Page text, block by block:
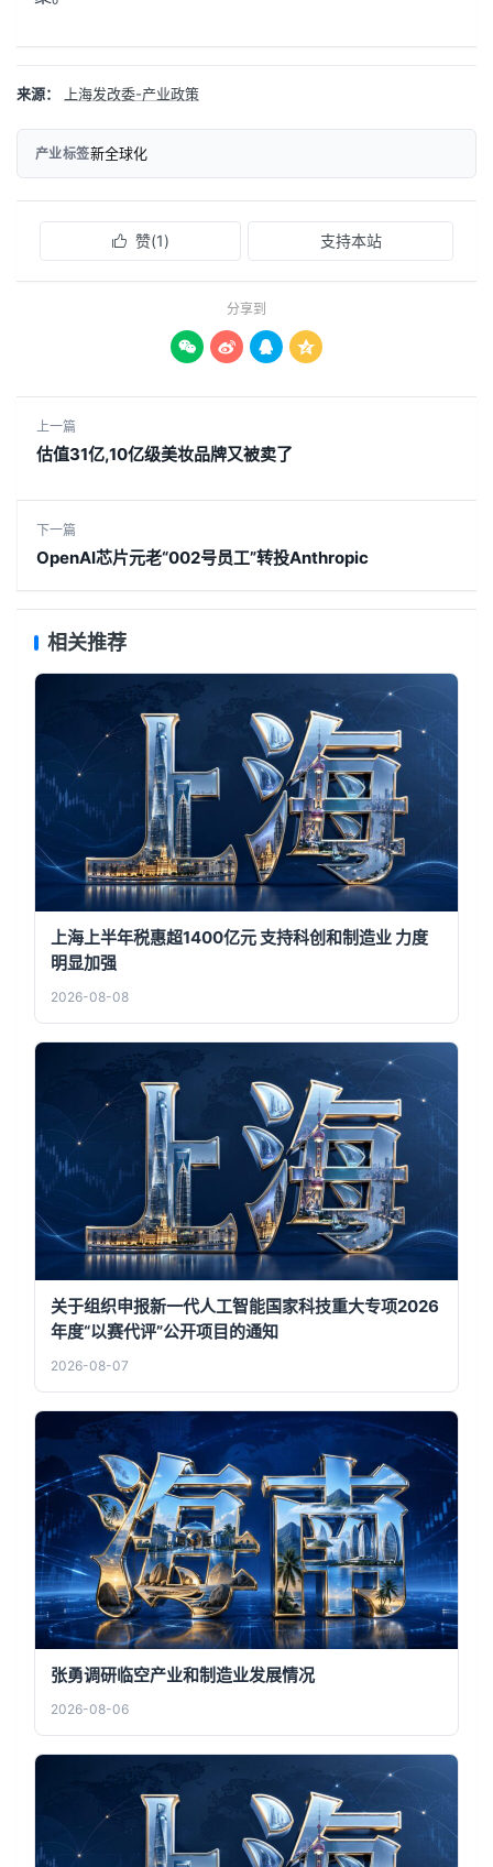
来源： 上海发改委-产业政策
产业标签新全球化
 赞(1) 支持本站
分享到
   
上一篇
估值31亿,10亿级美妆品牌又被卖了
下一篇
OpenAI芯片元老“002号员工”转投Anthropic
相关推荐
上海上半年税惠超1400亿元 支持科创和制造业 力度
明显加强
2026-08-08
关于组织申报新一代人工智能国家科技重大专项2026
年度“以赛代评”公开项目的通知
2026-08-07
张勇调研临空产业和制造业发展情况
2026-08-06